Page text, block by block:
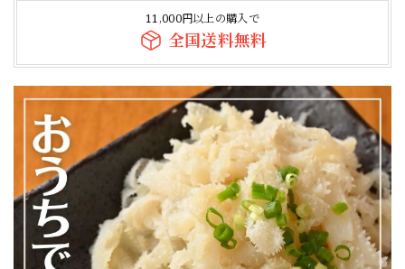
11,000円以上の購入で
全国送料無料